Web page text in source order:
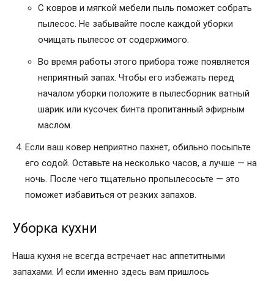
С ковров и мягкой мебели пыль поможет собрать
пылесос. Не забывайте после каждой уборки
очищать пылесос от содержимого.
Во время работы этого прибора тоже появляется
неприятный запах. Чтобы его избежать перед
началом уборки положите в пылесборник ватный
шарик или кусочек бинта пропитанный эфирным
маслом.
Если ваш ковер неприятно пахнет, обильно посыпьте
его содой. Оставьте на несколько часов, а лучше — на
ночь. После чего тщательно пропылесосьте — это
поможет избавиться от резких запахов.
Уборка кухни
Наша кухня не всегда встречает нас аппетитными
запахами. И если именно здесь вам пришлось